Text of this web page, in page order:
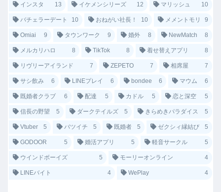
インスタ 13 イケメンシリーズ 12 マリッシュ 10
バチェラーデート 10 おねがい社長！ 10 メメントモリ 9
Omiai 9 タウンワーク 9 婚外 8 NewMatch 8
メルカリハロ 8 TikTok 8 着せ替えアプリ 8
リヴリーアイランド 7 ZEPETO 7 相席屋 7
サシ飲み 6 LINEプレイ 6 bondee 6 マウム 6
既婚者クラブ 6 配達 5 カドル 5 恋と深空 5
信長の野望 5 ダークテイルズ 5 きらめきパラダイス 5
Vtuber 5 バツイチ 5 既婚者 5 ゼクシィ縁結び 5
GODOOR 5 婚活アプリ 5 軽音サークル 5
ウインドボーイズ 5 モーリーオンライン 4
LINEバイト 4 WePlay 4